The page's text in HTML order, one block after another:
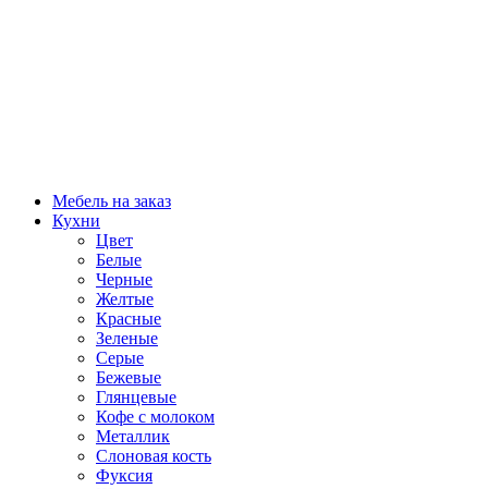
Мебель на заказ
Кухни
Цвет
Белые
Черные
Желтые
Красные
Зеленые
Серые
Бежевые
Глянцевые
Кофе с молоком
Металлик
Слоновая кость
Фуксия